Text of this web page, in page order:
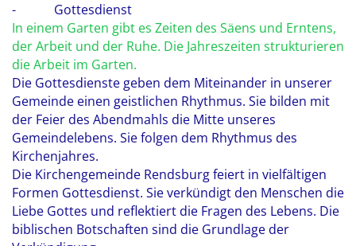
- Gottesdienst
In einem Garten gibt es Zeiten des Säens und Erntens,
der Arbeit und der Ruhe. Die Jahreszeiten strukturieren
die Arbeit im Garten.
Die Gottesdienste geben dem Miteinander in unserer
Gemeinde einen geistlichen Rhythmus. Sie bilden mit
der Feier des Abendmahls die Mitte unseres
Gemeindelebens. Sie folgen dem Rhythmus des
Kirchenjahres.
Die Kirchengemeinde Rendsburg feiert in vielfältigen
Formen Gottesdienst. Sie verkündigt den Menschen die
Liebe Gottes und reflektiert die Fragen des Lebens. Die
biblischen Botschaften sind die Grundlage der